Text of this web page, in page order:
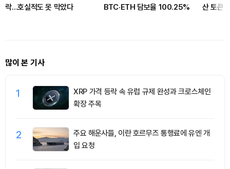
락…호실적도 못 막았다
BTC·ETH 담보율 100.25%
산 토큰
많이 본 기사
1
XRP 가격 등락 속 유럽 규제 완성과 크로스체인
확장 주목
2
주요 해운사들, 이란 호르무즈 통행료에 유엔 개
입 요청